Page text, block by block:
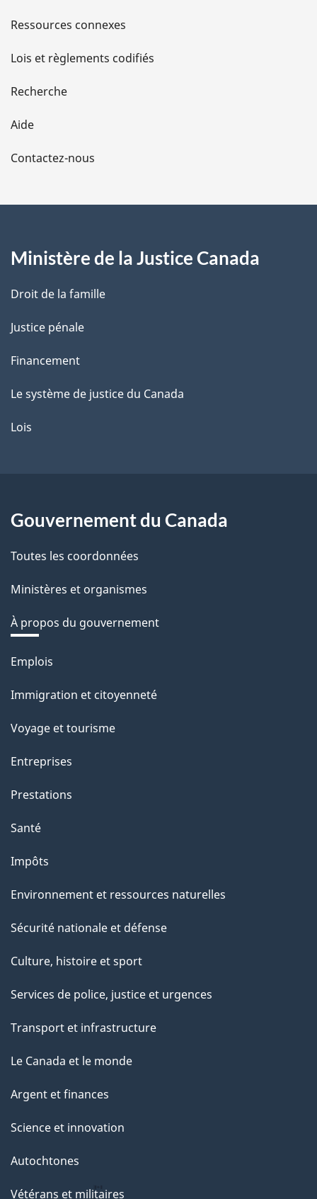
s
d
e
l
a
e
Ressources connexes
Lois et règlements codifiés
Recherche
Aide
Contactez-nous
Ministère de la Justice Canada
Droit de la famille
Justice pénale
Financement
Le système de justice du Canada
Lois
Gouvernement du Canada
Toutes les coordonnées
Ministères et organismes
À propos du gouvernement
Thèmes
sujets
Emplois
Immigration et citoyenneté
Voyage et tourisme
Entreprises
Prestations
Santé
Impôts
Environnement et ressources naturelles
Sécurité nationale et défense
Culture, histoire et sport
Services de police, justice et urgences
Transport et infrastructure
Le Canada et le monde
Argent et finances
Science et innovation
Autochtones
Vétérans et militaires